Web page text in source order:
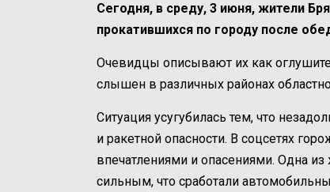
Сегодня, в среду, 3 июня, жители
прокатившихся по городу после
Очевидцы описывают их как
слышен в различных районах
Ситуация усугубилась тем, что
и ракетной опасности. В соцсетях
впечатлениями и опасениями. Одна
сильным, что сработали